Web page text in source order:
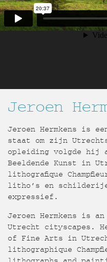
Jeroen
Jeroen Hermkens is
staat om zijn
opleiding volgde hij
Beeldende Kunst in
lithografique
litho’s en
expressief.
Jeroen Hermkens is
Utrecht cityscapes.
of Fine Arts in
lithographique